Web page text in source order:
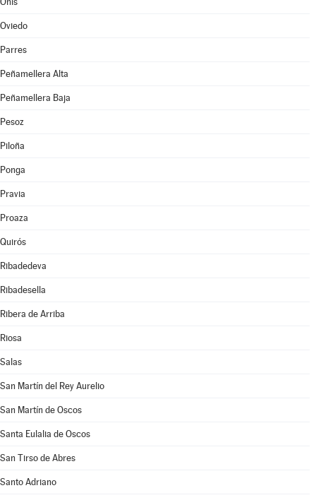
Oviedo
Parres
Peñamellera Alta
Peñamellera Baja
Pesoz
Piloña
Ponga
Pravia
Proaza
Quirós
Ribadedeva
Ribadesella
Ribera de Arriba
Riosa
Salas
San Martín del Rey Aurelio
San Martín de Oscos
Santa Eulalia de Oscos
San Tirso de Abres
Santo Adriano